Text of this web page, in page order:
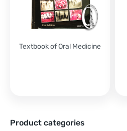
Textbook of Oral Medicine
Product categories